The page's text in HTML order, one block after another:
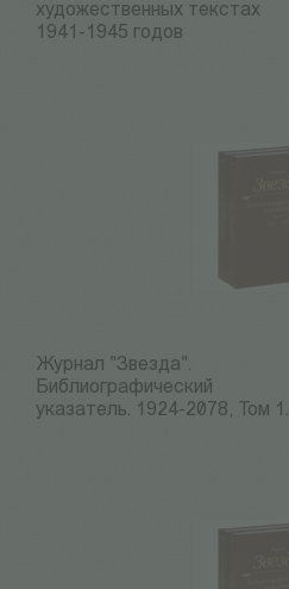
художественных текстах
1941-1945 годов
Журнал "Звезда".
Библиографический
указатель. 1924-2078, Том 1.